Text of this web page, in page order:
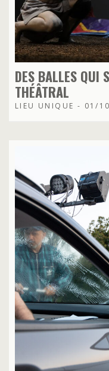
DES BALLES QUI
THÉÂTRAL
LIEU UNIQUE - 01/